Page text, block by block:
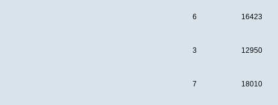
6 16423
3 12950
7 18010